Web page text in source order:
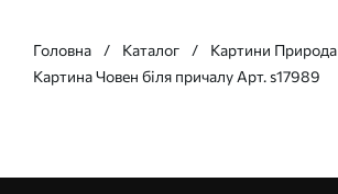
Головна Каталог
Картини Природа
Картина Човен біля причалу Арт. s17989